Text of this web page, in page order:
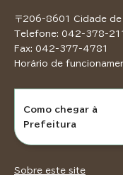
〒206-8601 Cidade de
Telefone: 042-378-
Fax: 042-377-4781
Horário de
Como chegar à
Prefeitura
Sobre este site